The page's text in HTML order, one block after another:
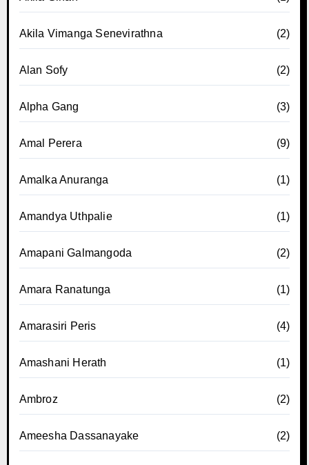
Akila Vimanga Senevirathna (2)
Alan Sofy (2)
Alpha Gang (3)
Amal Perera (9)
Amalka Anuranga (1)
Amandya Uthpalie (1)
Amapani Galmangoda (2)
Amara Ranatunga (1)
Amarasiri Peris (4)
Amashani Herath (1)
Ambroz (2)
Ameesha Dassanayake (2)